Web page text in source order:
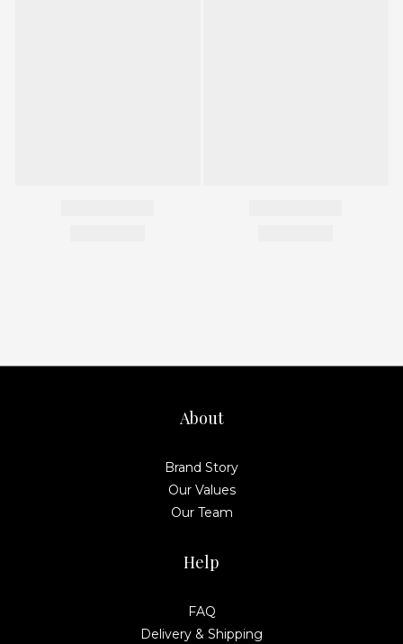
About
Brand Story
Our Values
Our Team
Help
FAQ
Delivery & Shipping